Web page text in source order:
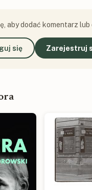
aby dodać komentarz lub
się Zarejestruj